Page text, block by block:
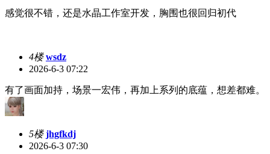
感觉很不错，还是水晶工作室开发，胸围也很回归初代
4楼 wsdz
2026-6-3 07:22
有了画面加持，场景一宏伟，再加上系列的底蕴，想差都难。
5楼 jhgfkdj
2026-6-3 07:30